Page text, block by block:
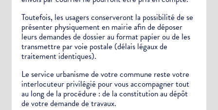
Toutefois, les usagers conserveront la possibilité de se
présenter physiquement en mairie afin de déposer
leurs demandes de dossier au format papier ou de les
transmettre par voie postale (délais légaux de
traitement identiques).
Le service urbanisme de votre commune reste votre
interlocuteur privilégié pour vous accompagner tout
au long de la procédure : de la constitution au dépôt
de votre demande de travaux.